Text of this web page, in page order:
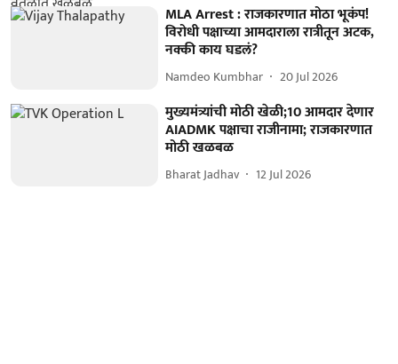
MLA Arrest : राजकारणात मोठा भूकंप!
विरोधी पक्षाच्या आमदाराला रात्रीतून अटक,
नक्की काय घडलं?
Namdeo Kumbhar 20 Jul 2026
मुख्यमंत्र्यांची मोठी खेळी;10 आमदार देणार
AIADMK पक्षाचा राजीनामा; राजकारणात
मोठी खळबळ
Bharat Jadhav 12 Jul 2026